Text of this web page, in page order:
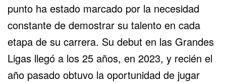
punto ha estado marcado por la necesidad
constante de demostrar su talento en cada
etapa de su carrera. Su debut en las Grandes
Ligas llegó a los 25 años, en 2023, y recién el
año pasado obtuvo la oportunidad de jugar